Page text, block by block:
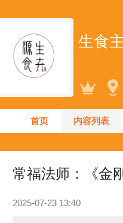
生食
首页 内容列表
常福法师：《金
2025-07-23 13:40